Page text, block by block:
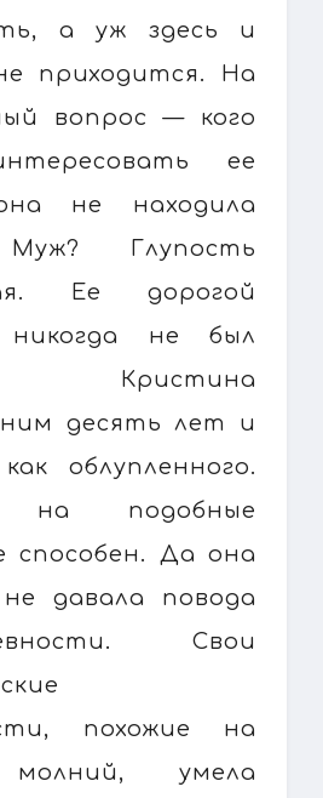
а уж здесь и
приходится. На
вопрос — кого
ее
не находила
Глупость
Ее дорогой
никогда не был
Кристина
десять лет и
облупленного.
на подобные
способен. Да она
давала повода
Свои
похожие на
умела